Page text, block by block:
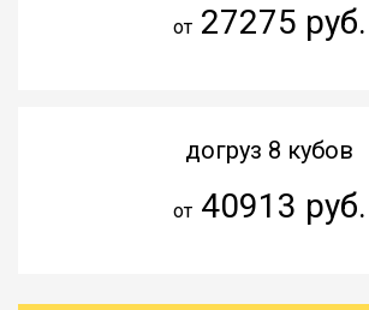
от27275 руб.
догруз 8 кубов
от40913 руб.